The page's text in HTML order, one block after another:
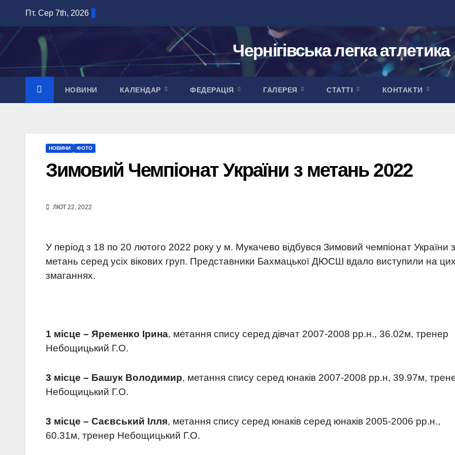
вмісту
Пт. Сер 7th, 2026
Чернігівська легка атлетика
НОВИНИ КАЛЕНДАР ФЕДЕРАЦІЯ ГАЛЕРЕЯ СТАТТІ КОНТАКТИ
НОВИНИ ФОТО
Зимовий Чемпіонат України з метань 2022
ЛЮТ 22, 2022
У період з 18 по 20 лютого 2022 року у м. Мукачево відбувся Зимовий чемпіонат України з
метань серед усіх вікових груп. Представники Бахмацької ДЮСШ вдало виступили на цих
змаганнях.
1 місце – Яременко Ірина, метання спису серед дівчат 2007-2008 рр.н., 36.02м, тренер
Небощицький Г.О.
3 місце – Башук Володимир, метання спису серед юнаків 2007-2008 рр.н, 39.97м,
Небощицький Г.О.
3 місце – Саєвський Ілля, метання спису серед юнаків серед юнаків 2005-2006 рр.н.,
60.31м, тренер Небощицький Г.О.